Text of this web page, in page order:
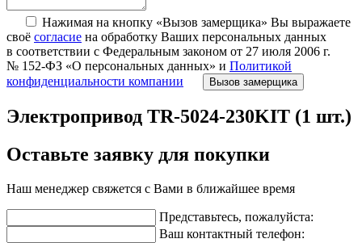
Нажимая на кнопку «Вызов замерщика» Вы выражаете
своё согласие на обработку Ваших персональных данных
в соответствии с Федеральным законом от 27 июля 2006 г.
№ 152-ФЗ «О персональных данных» и Политикой
конфиденциальности компании
Вызов замерщика
Электропривод TR-5024-230KIT (1 шт.)
Оставьте заявку для покупки
Наш менеджер свяжется с Вами в ближайшее время
Представьтесь, пожалуйста:
Ваш контактный телефон: